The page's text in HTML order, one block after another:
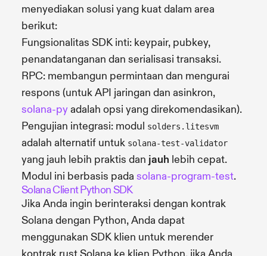
menyediakan solusi yang kuat dalam area
berikut:
Fungsionalitas SDK inti: keypair, pubkey,
penandatanganan dan serialisasi transaksi.
RPC: membangun permintaan dan mengurai
respons (untuk API jaringan dan asinkron,
solana-pyadalah opsi yang direkomendasikan).
Pengujian integrasi: modul solders.litesvm
adalah alternatif untuk solana-test-validator
yang jauh lebih praktis dan jauh lebih cepat.
Modul ini berbasis pada solana-program-test.
Solana Client Python SDK
Jika Anda ingin berinteraksi dengan kontrak
Solana dengan Python, Anda dapat
menggunakan SDK klien untuk merender